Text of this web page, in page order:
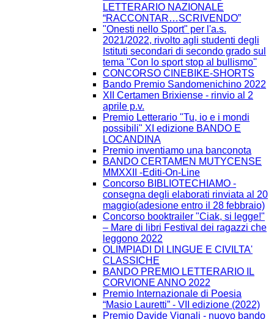
LETTERARIO NAZIONALE
“RACCONTAR…SCRIVENDO”
"Onesti nello Sport" per l'a.s.
2021/2022, rivolto agli studenti degli
Istituti secondari di secondo grado sul
tema ''Con lo sport stop al bullismo''
CONCORSO CINEBIKE-SHORTS
Bando Premio Sandomenichino 2022
XII Certamen Brixiense - rinvio al 2
aprile p.v.
Premio Letterario "Tu, io e i mondi
possibili" XI edizione BANDO E
LOCANDINA
Premio inventiamo una banconota
BANDO CERTAMEN MUTYCENSE
MMXXII -Editi-On-Line
Concorso BIBLIOTECHIAMO -
consegna degli elaborati rinviata al 20
maggio(adesione entro il 28 febbraio)
Concorso booktrailer "Ciak, si legge!"
– Mare di libri Festival dei ragazzi che
leggono 2022
OLIMPIADI DI LINGUE E CIVILTA'
CLASSICHE
BANDO PREMIO LETTERARIO IL
CORVIONE ANNO 2022
Premio Internazionale di Poesia
“Masio Lauretti” - VII edizione (2022)
Premio Davide Vignali - nuovo bando